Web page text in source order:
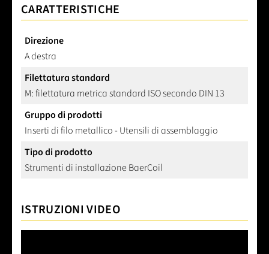
CARATTERISTICHE
Direzione
A destra
Filettatura standard
M: filettatura metrica standard ISO secondo DIN 13
Gruppo di prodotti
Inserti di filo metallico - Utensili di assemblaggio
Tipo di prodotto
Strumenti di installazione BaerCoil
ISTRUZIONI VIDEO